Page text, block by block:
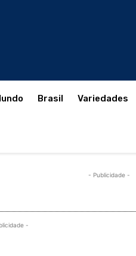
Brasil Variedades
- Publicidade -
-